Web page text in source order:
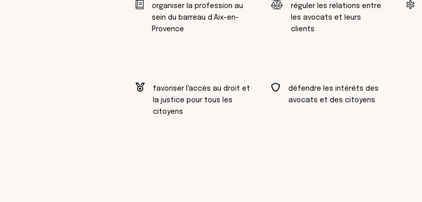
organiser la profession au
sein du barreau d’Aix-en-
Provence
réguler les relations entre
les avocats et leurs
clients
favoriser l'accès au droit et
la justice pour tous les
citoyens
défendre les intérêts des
avocats et des citoyens